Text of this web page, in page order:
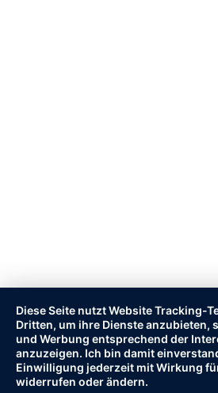
Diese Seite nutzt Website Tracking-
Dritten, um ihre Dienste anzubieten,
und Werbung entsprechend der
anzuzeigen. Ich bin damit
Einwilligung jederzeit mit Wirkung
widerrufen oder ändern.